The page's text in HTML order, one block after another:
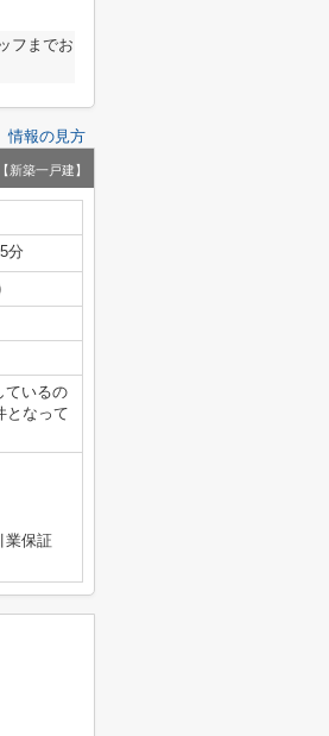
フまでお
情報の見方
【新築一戸建】
分
ているの
となって
業保証